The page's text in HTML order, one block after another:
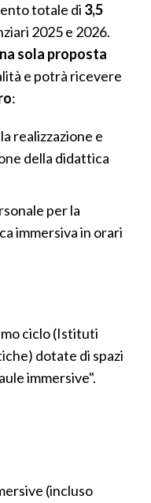
totale di 3,5
2025 e 2026.
sola proposta
e potrà ricevere
:
realizzazione e
della didattica
per la
immersiva in orari
ciclo (Istituti
dotate di spazi
immersive".
(incluso